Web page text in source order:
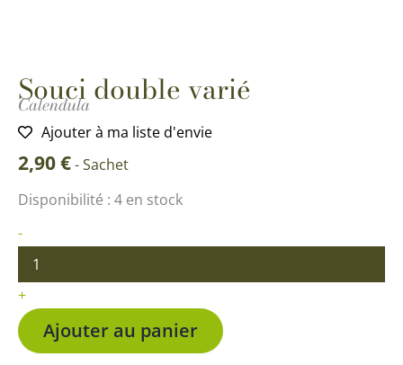
Souci double varié
Calendula
Ajouter à ma liste d'envie
2,90€-Sachet
Disponibilité : 4 en stock
-
quantité
Souci
double
varié
+
Ajouter au panier